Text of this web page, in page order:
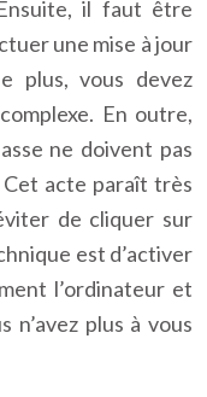
il faut être
une mise à jour
plus, vous devez
En outre,
ne doivent pas
Cet acte paraît très
de cliquer sur
est d’activer
l’ordinateur et
n’avez plus à vous